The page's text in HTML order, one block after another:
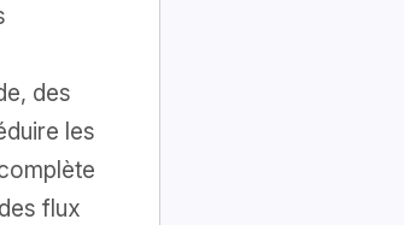
des
les
flux